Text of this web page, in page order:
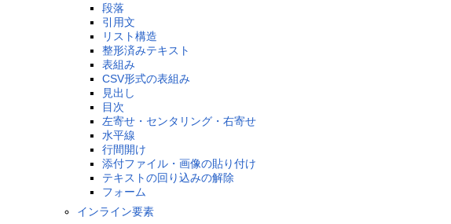
段落
引用文
リスト構造
整形済みテキスト
表組み
CSV形式の表組み
見出し
目次
左寄せ・センタリング・右寄せ
水平線
行間開け
添付ファイル・画像の貼り付け
テキストの回り込みの解除
フォーム
インライン要素